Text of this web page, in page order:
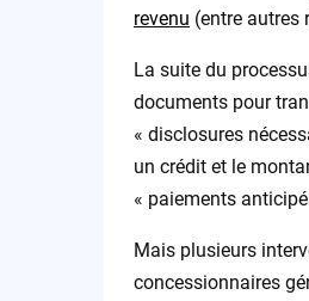
revenu (entre autres
La suite du
documents pour
« disclosures
un crédit et le
« paiements
Mais plusieurs
concessionnaires